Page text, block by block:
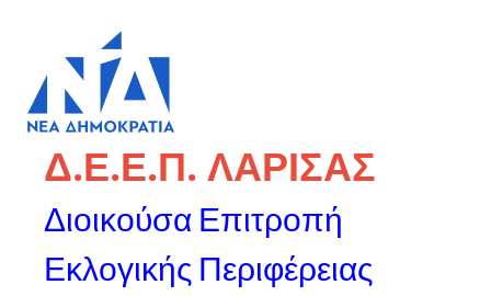
Δ.Ε.Ε.Π. ΛΑΡΙΣΑΣ
Διοικούσα Επιτροπή
Εκλογικής Περιφέρειας